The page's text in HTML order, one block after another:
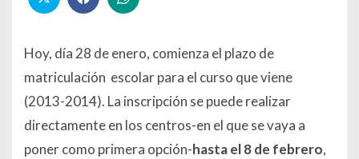
Hoy, día 28 de enero, comienza el plazo de
matriculación escolar para el curso que viene
(2013-2014). La inscripción se puede realizar
directamente en los centros-en el que se vaya a
poner como primera opción-hasta el 8 de febrero,